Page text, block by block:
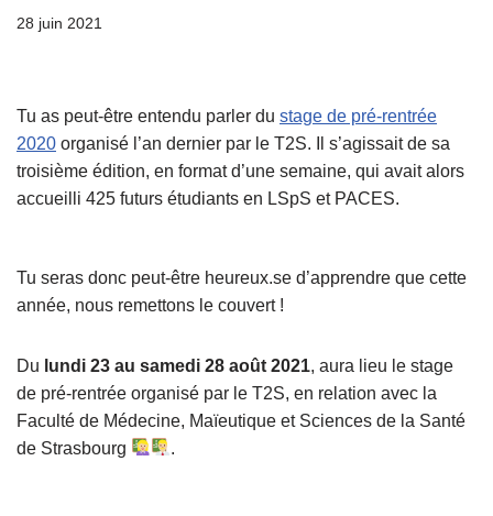
28 juin 2021
Tu as peut-être entendu parler du stage de pré-rentrée
2020 organisé l’an dernier par le T2S. Il s’agissait de sa
troisième édition, en format d’une semaine, qui avait alors
accueilli 425 futurs étudiants en LSpS et PACES.
Tu seras donc peut-être heureux.se d’apprendre que cette
année, nous remettons le couvert !
Du lundi 23 au samedi 28 août 2021, aura lieu le stage
de pré-rentrée organisé par le T2S, en relation avec la
Faculté de Médecine, Maïeutique et Sciences de la Santé
de Strasbourg
.